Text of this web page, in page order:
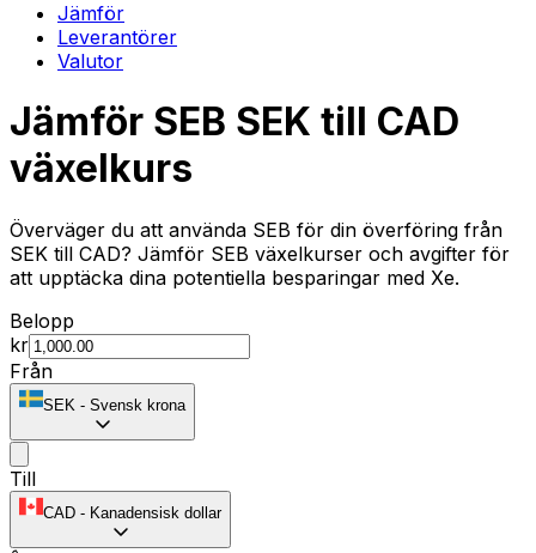
Jämför
Leverantörer
Valutor
Jämför SEB SEK till CAD
växelkurs
Överväger du att använda SEB för din överföring från
SEK till CAD? Jämför SEB växelkurser och avgifter för
att upptäcka dina potentiella besparingar med Xe.
Belopp
kr
Från
SEK - Svensk krona
Till
CAD - Kanadensisk dollar